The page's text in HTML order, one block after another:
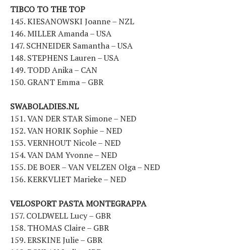
TIBCO TO THE TOP
145. KIESANOWSKI Joanne – NZL
146. MILLER Amanda – USA
147. SCHNEIDER Samantha – USA
148. STEPHENS Lauren – USA
149. TODD Anika – CAN
150. GRANT Emma – GBR
SWABOLADIES.NL
151. VAN DER STAR Simone – NED
152. VAN HORIK Sophie – NED
153. VERNHOUT Nicole – NED
154. VAN DAM Yvonne – NED
155. DE BOER – VAN VELZEN Olga – NED
156. KERKVLIET Marieke – NED
VELOSPORT PASTA MONTEGRAPPA
157. COLDWELL Lucy – GBR
158. THOMAS Claire – GBR
159. ERSKINE Julie – GBR